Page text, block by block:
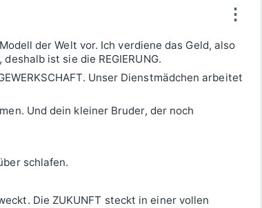
⋮
der Welt vor. Ich verdiene das Geld, also
ist sie die REGIERUNG.
Unser Dienstmädchen arbeitet
Und dein kleiner Bruder, der noch
schlafen.
Die ZUKUNFT steckt in einer vollen